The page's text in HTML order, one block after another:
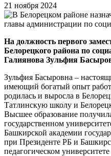
21 ноября 2024
На должность первого
Белорецкого района по
Галиянова Зульфия
Зульфия Басыровна –
имеющий богатый опыт
родилась и выросла в
Татлинскую школу и
Высшее образование
государственном
Башкирской академии
при Президенте РБ и
педагогическом